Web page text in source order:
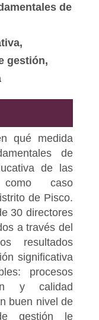
de
gestión,
qué medida
de
de las
como caso
de Pisco.
30 directores
a través del
resultados
significativa
procesos
y calidad
buen nivel de
gestión le